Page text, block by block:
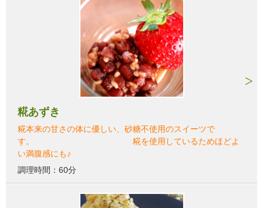
糀あずき
糀本来の甘さの体に優しい、砂糖不使用のスイーツで
す。 糀を使用しているためほどよ
い満腹感にも♪
調理時間：60分